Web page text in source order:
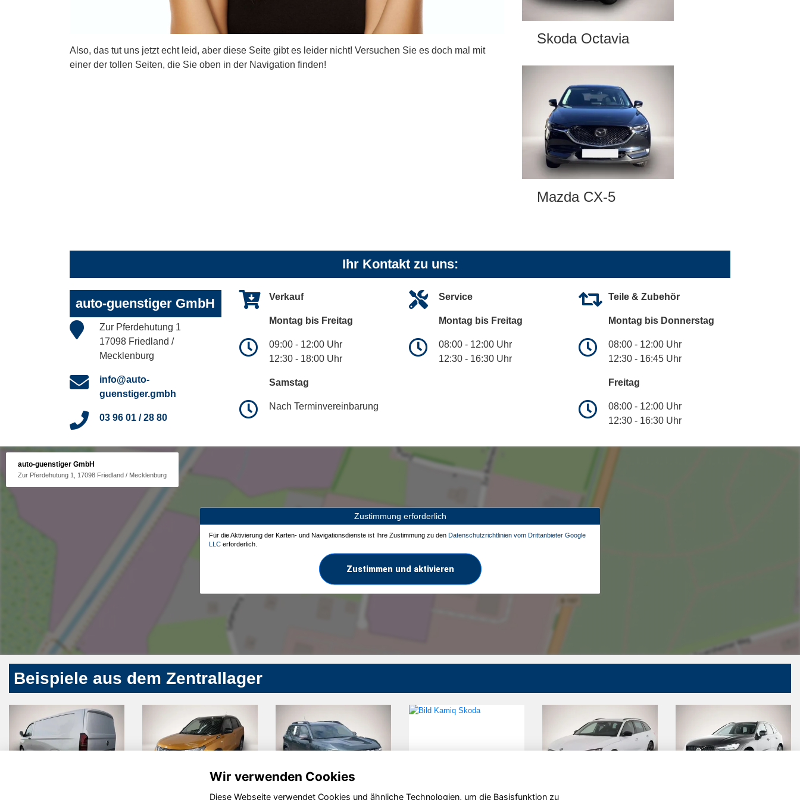
Also, das tut uns jetzt echt leid, aber diese Seite gibt es leider nicht! Versuchen Sie es doch mal mit
einer der tollen Seiten, die Sie oben in der Navigation finden!
Skoda Octavia
Mazda CX-5
Ihr Kontakt zu uns:
auto-guenstiger GmbH
Zur Pferdehutung 1
17098 Friedland /
Mecklenburg
info@auto-
guenstiger.gmbh
03 96 01 / 28 80
Verkauf
Montag bis Freitag
09:00 - 12:00 Uhr
12:30 - 18:00 Uhr
Samstag
Nach Terminvereinbarung
Service
Montag bis Freitag
08:00 - 12:00 Uhr
12:30 - 16:30 Uhr
Teile & Zubehör
Montag bis Donnerstag
08:00 - 12:00 Uhr
12:30 - 16:45 Uhr
Freitag
08:00 - 12:00 Uhr
12:30 - 16:30 Uhr
auto-guenstiger GmbH
Zur Pferdehutung 1, 17098 Friedland / Mecklenburg
Zustimmung erforderlich
Für die Aktivierung der Karten- und Navigationsdienste ist Ihre Zustimmung zu den Datenschutzrichtlinien vom Drittanbieter Google
LLC erforderlich.
Zustimmen und aktivieren
Beispiele aus dem Zentrallager
Wir verwenden Cookies
Diese Webseite verwendet Cookies und ähnliche Technologien, um die Basisfunktion zu